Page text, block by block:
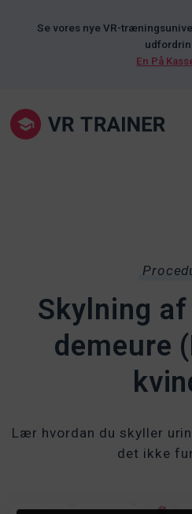
Se vores nye VR-
En På
Skylning
demeure
Lær hvordan du skyller
det ikke